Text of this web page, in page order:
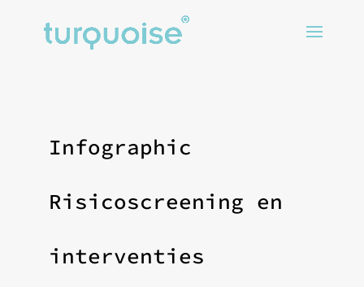
Infographic
Risicoscreening en
interventies